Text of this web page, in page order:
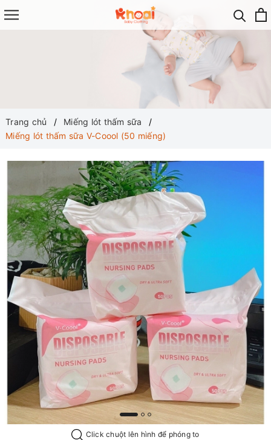
Trang chủ
Miếng lót thấm sữa
Miếng lót thấm sữa V-Coool (50 miếng)
Click chuột lên hình để phóng to